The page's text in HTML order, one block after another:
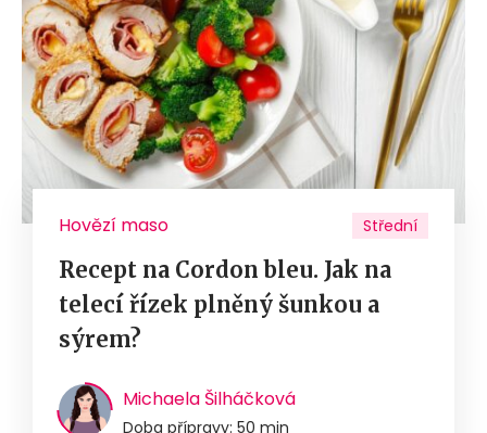
Hovězí maso Střední
Recept na Cordon bleu. Jak na
telecí řízek plněný šunkou a
sýrem?
Michaela Šilháčková
Doba přípravy: 50 min